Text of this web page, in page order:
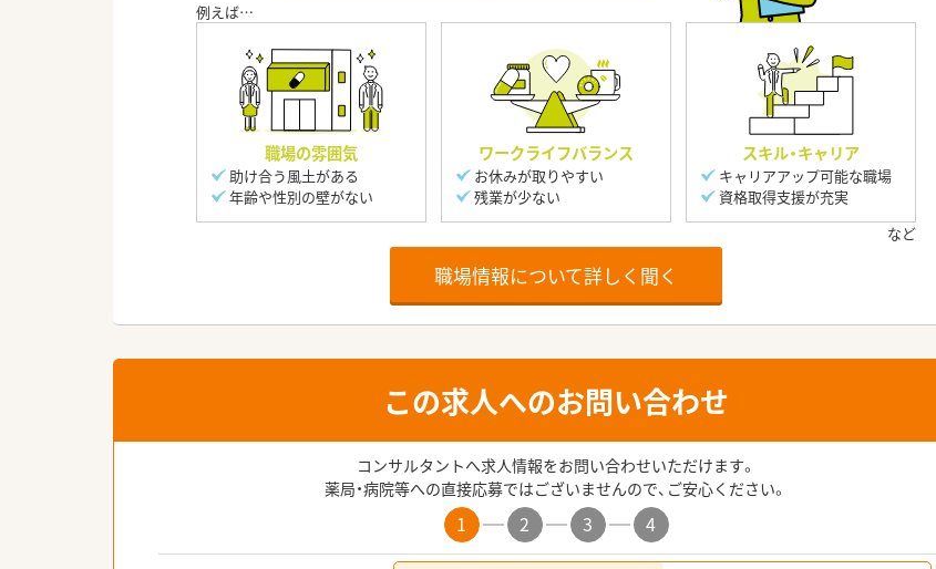
職場の雰囲気
助け合う風土がある
年齢や性別の壁がない
ワークライフバランス
お休みが取りやすい
残業が少ない
スキル・キャリア
キャリアアップ可能な職場
資格取得支援が充実
職場情報について詳しく聞く
この求人へのお問い合わせ
コンサルタントへ求人情報をお問い合わせいただけます。
薬局・病院等への直接応募ではございませんので、ご安心ください。
1 2 3 4